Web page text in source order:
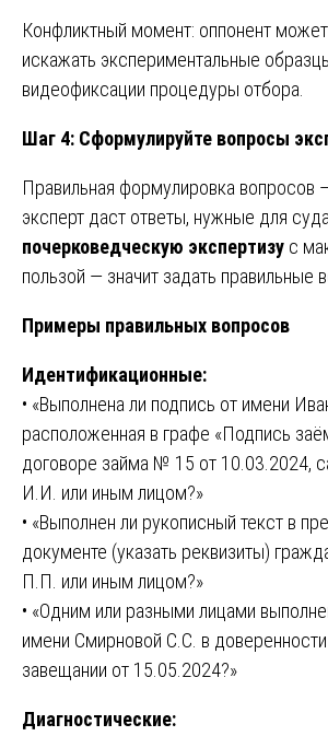
Конфликтный момент: оппонент
искажать экспериментальные
видеофиксации процедуры отбора.
Шаг 4: Сформулируйте вопросы
Правильная формулировка вопросов
эксперт даст ответы, нужные для суда.
почерковедческую экспертизу с
пользой — значит задать правильные
Примеры правильных вопросов
Идентификационные:
• «Выполнена ли подпись от имени
расположенная в графе «Подпись
договоре займа № 15 от 10.03.2024,
И.И. или иным лицом?»
• «Выполнен ли рукописный текст в
документе (указать реквизиты)
П.П. или иным лицом?»
• «Одним или разными лицами
имени Смирновой С.С. в
завещании от 15.05.2024?»
Диагностические: